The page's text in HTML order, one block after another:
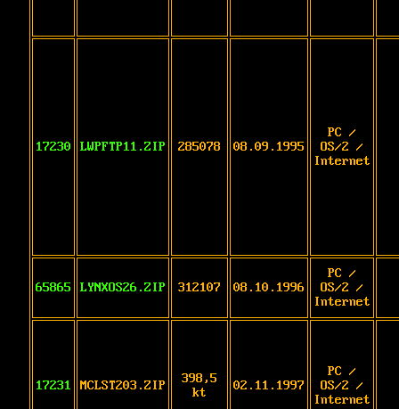
17230 LWPFTP11.ZIP 285078 08.09.1995
PC /
OS/2 /
Internet
65865 LYNXOS26.ZIP 312107 08.10.1996
PC /
OS/2 /
Internet
17231 MCLST203.ZIP
398,5
kt
02.11.1997
PC /
OS/2 /
Internet